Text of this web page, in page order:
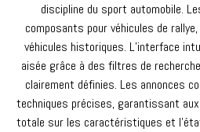
discipline du sport automobile.
composants pour véhicules de
véhicules historiques. L’interface
aisée grâce à des filtres de
clairement définies. Les annonces
techniques précises, garantissant
totale sur les caractéristiques et